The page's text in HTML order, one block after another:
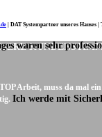
DAT Systempartner unseres Hauses |
waren sehr
Arbeit, muss da mal
Ich werde mit